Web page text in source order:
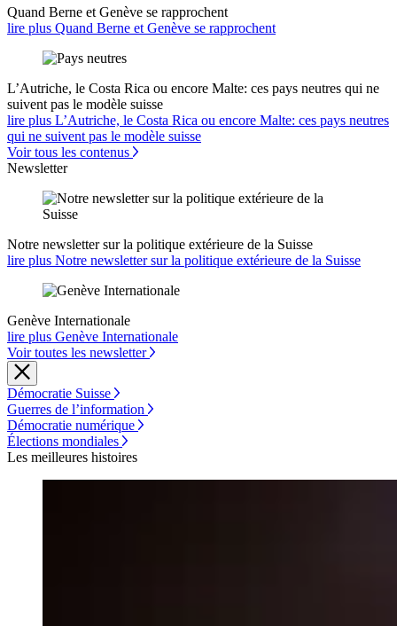
Quand Berne et Genève se rapprochent
lire plus Quand Berne et Genève se rapprochent
L’Autriche, le Costa Rica ou encore Malte: ces pays neutres qui ne
suivent pas le modèle suisse
lire plus L’Autriche, le Costa Rica ou encore Malte: ces pays neutres
qui ne suivent pas le modèle suisse
Voir tous les contenus
Newsletter
Notre newsletter sur la politique extérieure de la Suisse
lire plus Notre newsletter sur la politique extérieure de la Suisse
Genève Internationale
lire plus Genève Internationale
Voir toutes les newsletter
Démocratie Suisse
Guerres de l’information
Démocratie numérique
Élections mondiales
Les meilleures histoires